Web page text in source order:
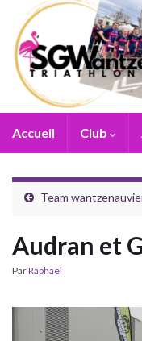
Accueil Club
Team
Audran et
ParRaphaël